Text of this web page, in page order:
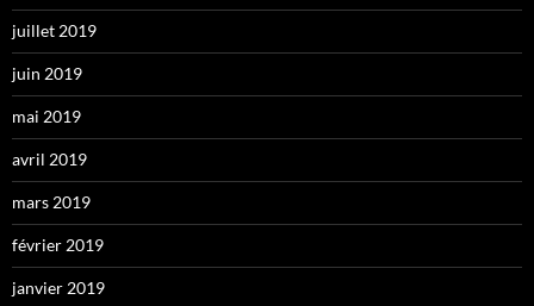
juillet 2019
juin 2019
mai 2019
avril 2019
mars 2019
février 2019
janvier 2019